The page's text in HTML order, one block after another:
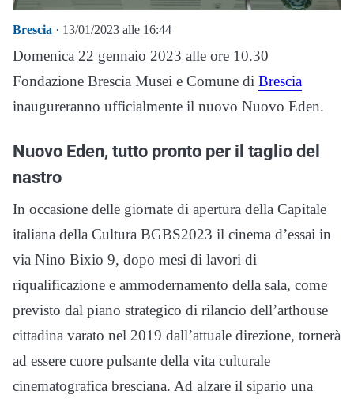
Brescia · 13/01/2023 alle 16:44
Domenica 22 gennaio 2023 alle ore 10.30
Fondazione Brescia Musei e Comune di Brescia
inaugureranno ufficialmente il nuovo Nuovo Eden.
Nuovo Eden, tutto pronto per il taglio del
nastro
In occasione delle giornate di apertura della Capitale
italiana della Cultura BGBS2023 il cinema d’essai in
via Nino Bixio 9, dopo mesi di lavori di
riqualificazione e ammodernamento della sala, come
previsto dal piano strategico di rilancio dell’arthouse
cittadina varato nel 2019 dall’attuale direzione, tornerà
ad essere cuore pulsante della vita culturale
cinematografica bresciana. Ad alzare il sipario una